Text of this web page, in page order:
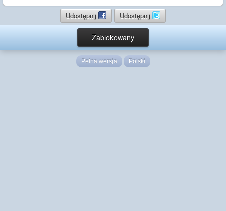
Udostępnij Udostępnij
Zablokowany
Pełna wersja Polski